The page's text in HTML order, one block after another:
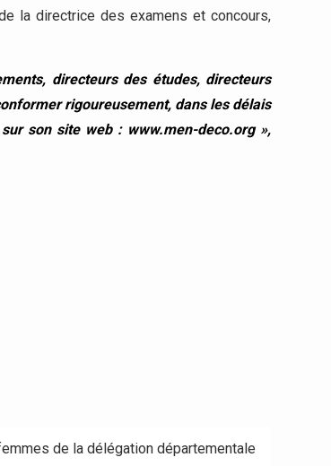
la directrice des examens et concours,
directeurs des études, directeurs
rigoureusement, dans les délais
son site web : www.men-deco.org »,
de la délégation départementale